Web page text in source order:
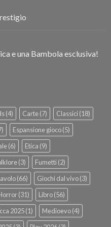
e una Bambola esclusiva!
(4) Carte(7) Classici(18)
Espansione gioco(5)
(6) Etica (9)
(3) Fumetti(2)
(66) Giochi dal vivo(3)
(31) Libro(56)
2025(1) Medioevo(4)